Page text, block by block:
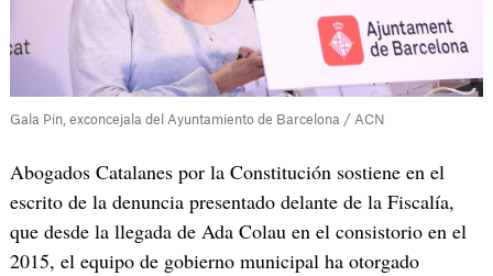
Gala Pin, exconcejala del Ayuntamiento de Barcelona / ACN
Abogados Catalanes por la Constitución sostiene en el
escrito de la denuncia presentado delante de la Fiscalía,
que desde la llegada de Ada Colau en el consistorio en el
2015, el equipo de gobierno municipal ha otorgado